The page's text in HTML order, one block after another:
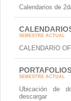
Calendarios de
SEMESTRE ACTUAL
CALENDARIO
SEMESTRE ACTUAL
Ubicación de
descargar